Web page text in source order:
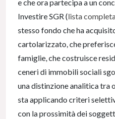
e che ora partecipa a un
Investire SGR (lista
stesso fondo che ha
cartolarizzato, che
famiglie, che costruisce
ceneri di immobili sociali
una distinzione analitica tra
sta applicando criteri
con la prossimità dei